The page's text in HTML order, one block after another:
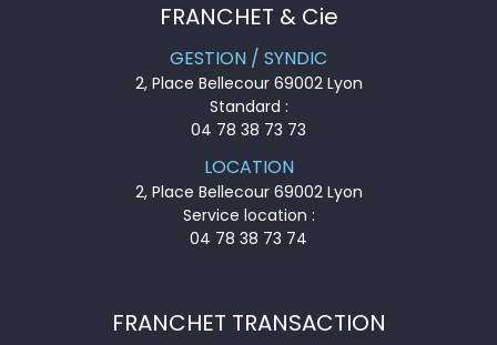
FRANCHET & Cie
GESTION / SYNDIC
2, Place Bellecour 69002 Lyon
Standard :
04 78 38 73 73
LOCATION
2, Place Bellecour 69002 Lyon
Service location :
04 78 38 73 74
FRANCHET TRANSACTION